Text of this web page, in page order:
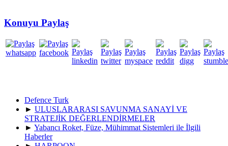
Konuyu Paylaş
Defence Turk
► ULUSLARARASI SAVUNMA SANAYİ VE
STRATEJİK DEĞERLENDİRMELER
► Yabancı Roket, Füze, Mühimmat Sistemleri ile İlgili
Haberler